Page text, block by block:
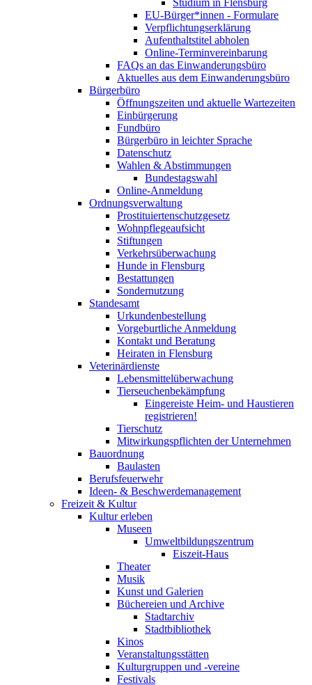
Studium in Flensburg
EU-Bürger*innen - Formulare
Verpflichtungserklärung
Aufenthaltstitel abholen
Online-Terminvereinbarung
FAQs an das Einwanderungsbüro
Aktuelles aus dem Einwanderungsbüro
Bürgerbüro
Öffnungszeiten und aktuelle Wartezeiten
Einbürgerung
Fundbüro
Bürgerbüro in leichter Sprache
Datenschutz
Wahlen & Abstimmungen
Bundestagswahl
Online-Anmeldung
Ordnungsverwaltung
Prostituiertenschutzgesetz
Wohnpflegeaufsicht
Stiftungen
Verkehrsüberwachung
Hunde in Flensburg
Bestattungen
Sondernutzung
Standesamt
Urkundenbestellung
Vorgeburtliche Anmeldung
Kontakt und Beratung
Heiraten in Flensburg
Veterinärdienste
Lebensmittelüberwachung
Tierseuchenbekämpfung
Eingereiste Heim- und Haustieren
registrieren!
Tierschutz
Mitwirkungspflichten der Unternehmen
Bauordnung
Baulasten
Berufsfeuerwehr
Ideen- & Beschwerdemanagement
Freizeit & Kultur
Kultur erleben
Museen
Umweltbildungszentrum
Eiszeit-Haus
Theater
Musik
Kunst und Galerien
Büchereien und Archive
Stadtarchiv
Stadtbibliothek
Kinos
Veranstaltungsstätten
Kulturgruppen und -vereine
Festivals